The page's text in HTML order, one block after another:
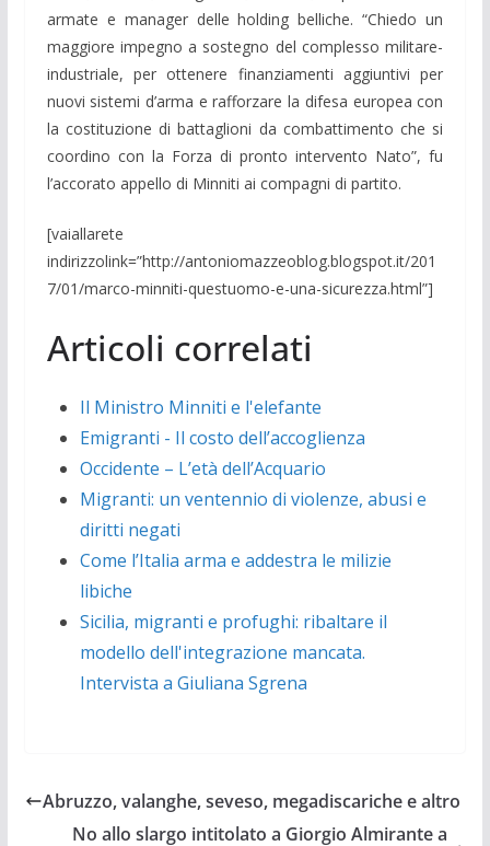
armate e manager delle holding belliche. “Chiedo un
maggiore impegno a sostegno del complesso militare-
industriale, per ottenere finanziamenti aggiuntivi per
nuovi sistemi d’arma e rafforzare la difesa europea con
la costituzione di battaglioni da combattimento che si
coordino con la Forza di pronto intervento Nato”, fu
l’accorato appello di Minniti ai compagni di partito.
[vaiallarete
indirizzolink=”http://antoniomazzeoblog.blogspot.it/201
7/01/marco-minniti-questuomo-e-una-sicurezza.html”]
Articoli correlati
Il Ministro Minniti e l'elefante
Emigranti - Il costo dell’accoglienza
Occidente – L’età dell’Acquario
Migranti: un ventennio di violenze, abusi e
diritti negati
Come l’Italia arma e addestra le milizie
libiche
Sicilia, migranti e profughi: ribaltare il
modello dell'integrazione mancata.
Intervista a Giuliana Sgrena
Abruzzo, valanghe, seveso, megadiscariche e altro
No allo slargo intitolato a Giorgio Almirante a